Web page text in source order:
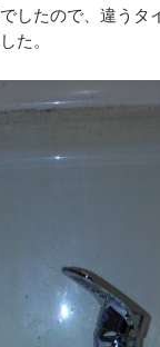
したので、違うタ
た。